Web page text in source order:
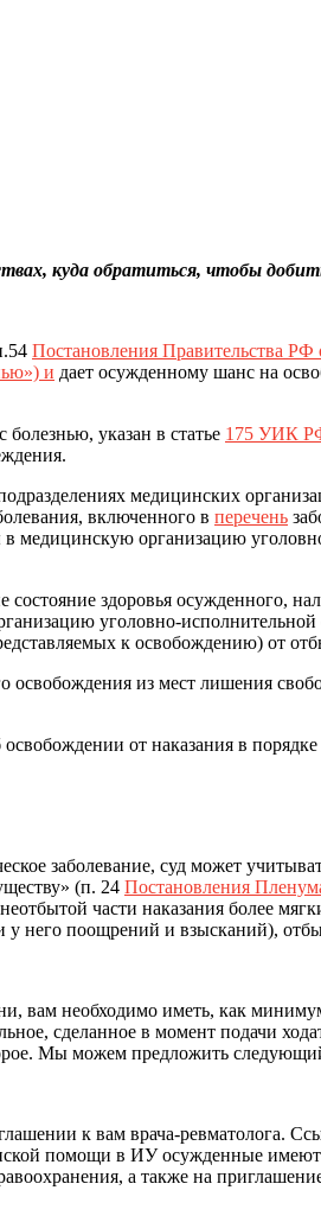
куда обратиться, чтобы
Постановления Правительства
и дает осужденному шанс на
указан в статье 175 УИК
медицинских
включенного в перечень
медицинскую организацию
здоровья осужденного,
уголовно-
к освобождению) от
из мест лишения
от наказания в
заболевание, суд может
(п. 24 Постановления
части наказания более
него поощрений и взысканий),
необходимо иметь, как
сделанное в момент подачи
Мы можем предложить
к вам врача-ревматолога.
помощи в ИУ осужденные
а также на